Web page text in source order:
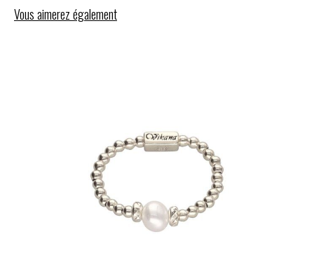
Vous aimerez également